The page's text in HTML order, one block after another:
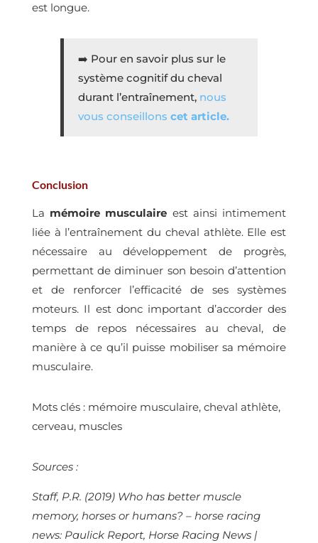
est longue.
➡️ Pour en savoir plus sur le
système cognitif du cheval
durant l’entraînement, nous
vous conseillons cet article.
Conclusion
La mémoire musculaire est ainsi intimement
liée à l’entraînement du cheval athlète. Elle est
nécessaire au développement de progrès,
permettant de diminuer son besoin d’attention
et de renforcer l’efficacité de ses systèmes
moteurs. Il est donc important d’accorder des
temps de repos nécessaires au cheval, de
manière à ce qu’il puisse mobiliser sa mémoire
musculaire.
Mots clés : mémoire musculaire, cheval athlète,
cerveau, muscles
Sources :
Staff, P.R. (2019) Who has better muscle
memory, horses or humans? – horse racing
news: Paulick Report, Horse Racing News |